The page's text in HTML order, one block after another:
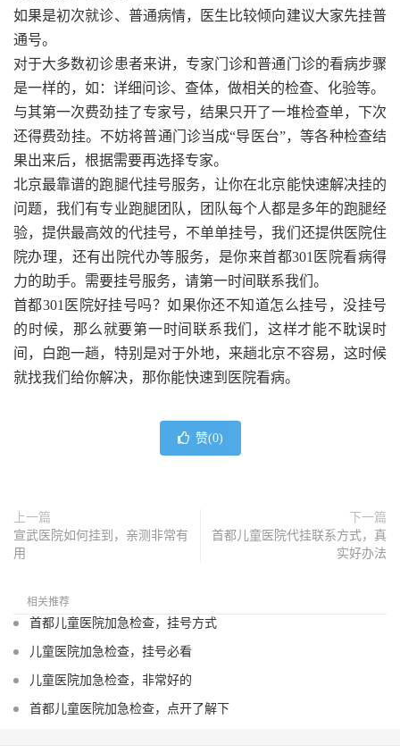
如果是初次就诊、普通病情，医生比较倾向建议大家先挂普
通号。
对于大多数初诊患者来讲，专家门诊和普通门诊的看病步骤
是一样的，如：详细问诊、查体，做相关的检查、化验等。
与其第一次费劲挂了专家号，结果只开了一堆检查单，下次
还得费劲挂。不妨将普通门诊当成“导医台”，等各种检查结
果出来后，根据需要再选择专家。
北京最靠谱的跑腿代挂号服务，让你在北京能快速解决挂的
问题，我们有专业跑腿团队，团队每个人都是多年的跑腿经
验，提供最高效的代挂号，不单单挂号，我们还提供医院住
院办理，还有出院代办等服务，是你来首都301医院看病得
力的助手。需要挂号服务，请第一时间联系我们。
首都301医院好挂号吗？如果你还不知道怎么挂号，没挂号
的时候，那么就要第一时间联系我们，这样才能不耽误时
间，白跑一趟，特别是对于外地，来趟北京不容易，这时候
就找我们给你解决，那你能快速到医院看病。
赞(0)
上一篇
宣武医院如何挂到，亲测非常有
用
下一篇
首都儿童医院代挂联系方式，真
实好办法
相关推荐
首都儿童医院加急检查，挂号方式
儿童医院加急检查，挂号必看
儿童医院加急检查，非常好的
首都儿童医院加急检查，点开了解下